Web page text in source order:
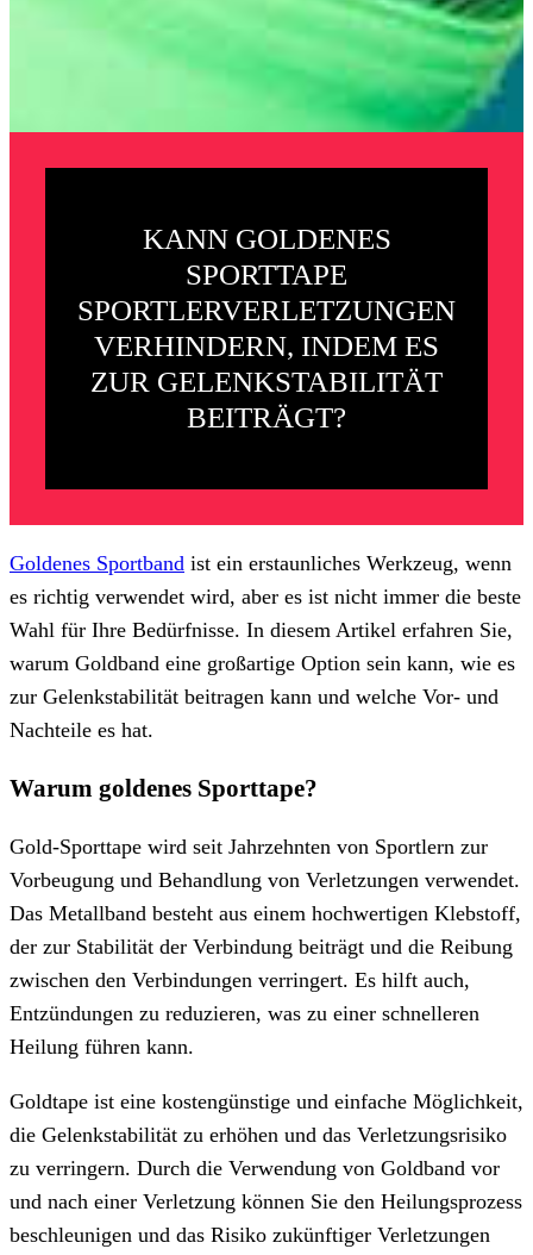
KANN GOLDENES
SPORTTAPE
SPORTLERVERLETZUNGEN
VERHINDERN, INDEM ES
ZUR GELENKSTABILITÄT
BEITRÄGT?
Goldenes Sportband ist ein erstaunliches Werkzeug, wenn
es richtig verwendet wird, aber es ist nicht immer die beste
Wahl für Ihre Bedürfnisse. In diesem Artikel erfahren Sie,
warum Goldband eine großartige Option sein kann, wie es
zur Gelenkstabilität beitragen kann und welche Vor- und
Nachteile es hat.
Warum goldenes Sporttape?
Gold-Sporttape wird seit Jahrzehnten von Sportlern zur
Vorbeugung und Behandlung von Verletzungen verwendet.
Das Metallband besteht aus einem hochwertigen Klebstoff,
der zur Stabilität der Verbindung beiträgt und die Reibung
zwischen den Verbindungen verringert. Es hilft auch,
Entzündungen zu reduzieren, was zu einer schnelleren
Heilung führen kann.
Goldtape ist eine kostengünstige und einfache Möglichkeit,
die Gelenkstabilität zu erhöhen und das Verletzungsrisiko
zu verringern. Durch die Verwendung von Goldband vor
und nach einer Verletzung können Sie den Heilungsprozess
beschleunigen und das Risiko zukünftiger Verletzungen